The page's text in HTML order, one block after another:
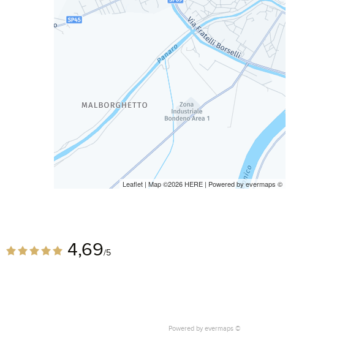
Leaflet | Map ©2026 HERE | Powered byevermaps ©
4,69/5
Powered by evermaps ©